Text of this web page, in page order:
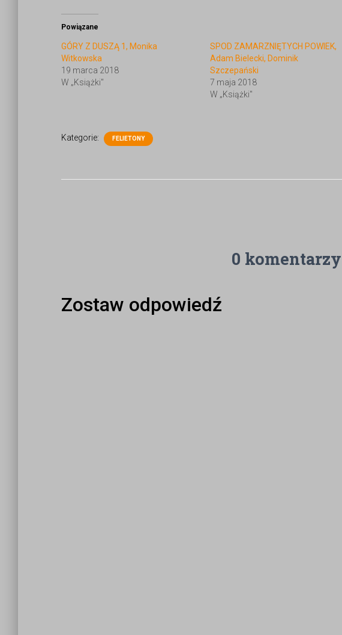
Powiązane
GÓRY Z DUSZĄ 1, Monika
Witkowska
19 marca 2018
W „Książki"
SPOD ZAMARZNIĘTYCH POWIEK,
Adam Bielecki, Dominik
Szczepański
7 maja 2018
W „Książki"
Kategorie: FELIETONY
0 komentarzy
Zostaw odpowiedź